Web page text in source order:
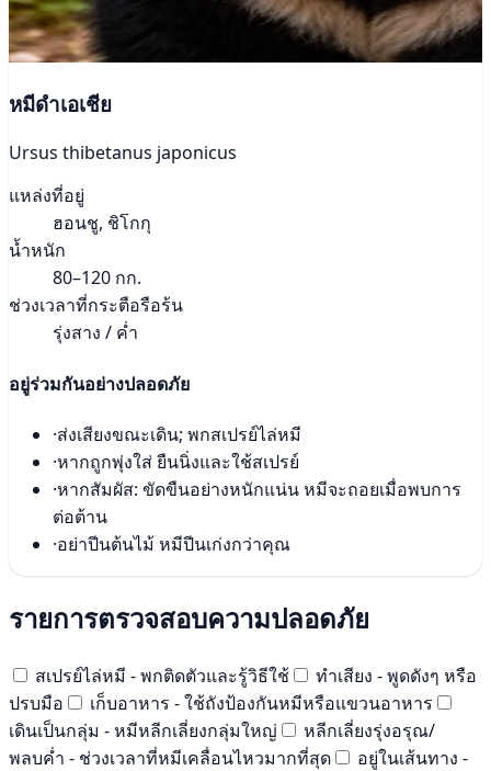
หมีดำเอเชีย
Ursus thibetanus japonicus
แหล่งที่อยู่
ฮอนชู, ชิโกกุ
น้ำหนัก
80–120 กก.
ช่วงเวลาที่กระตือรือร้น
รุ่งสาง / ค่ำ
อยู่ร่วมกันอย่างปลอดภัย
·ส่งเสียงขณะเดิน; พกสเปรย์ไล่หมี
·หากถูกพุ่งใส่ ยืนนิ่งและใช้สเปรย์
·หากสัมผัส: ขัดขืนอย่างหนักแน่น หมีจะถอยเมื่อพบการ
ต่อต้าน
·อย่าปีนต้นไม้ หมีปีนเก่งกว่าคุณ
รายการตรวจสอบความปลอดภัย
สเปรย์ไล่หมี - พกติดตัวและรู้วิธีใช้
ทำเสียง - พูดดังๆ หรือ
ปรบมือ
เก็บอาหาร - ใช้ถังป้องกันหมีหรือแขวนอาหาร
เดินเป็นกลุ่ม - หมีหลีกเลี่ยงกลุ่มใหญ่
หลีกเลี่ยงรุ่งอรุณ/
พลบค่ำ - ช่วงเวลาที่หมีเคลื่อนไหวมากที่สุด
อยู่ในเส้นทาง -